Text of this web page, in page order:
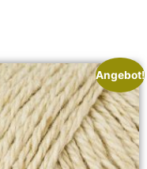
Angebot!